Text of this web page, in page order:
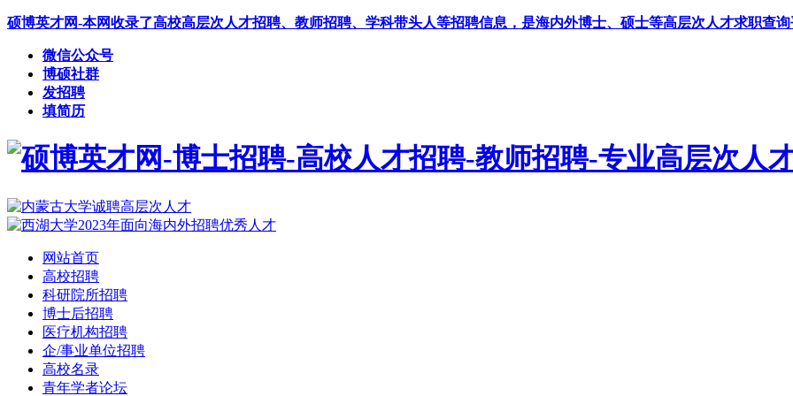
硕博英才网-本网收录了高校高层次人才招聘、教师招聘、学科带头人等招聘信息，是海内外博士、硕士等高层次人才求职查
微信公众号
博硕社群
发招聘
填简历
网站首页
高校招聘
科研院所招聘
博士后招聘
医疗机构招聘
企/事业单位招聘
高校名录
青年学者论坛